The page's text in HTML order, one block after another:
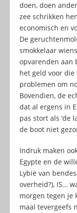
doen, doen
zee schrikken
economisch en
De
smokkelaar
opvarenden aan
het geld voor die
problemen om
Bovendien, de
dat al ergens in
pas stort als ‘de
de boot niet
Indruk maken
Egypte en de
Lybië van
overheid?), IS…
morgen tegen je
maal tevergeefs